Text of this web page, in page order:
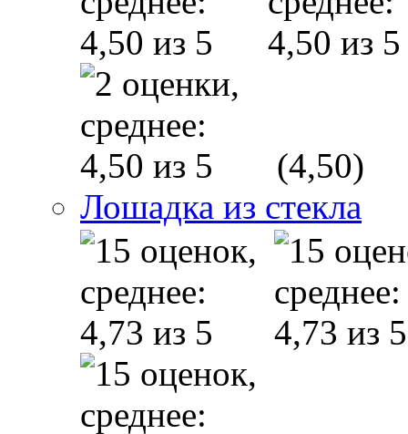
(4,50)
Лошадка из стекла